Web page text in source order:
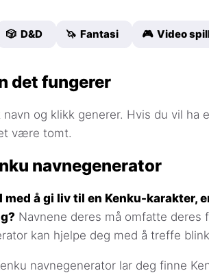
🎲 D&D 🦄 Fantasi 🎮 Video
det fungerer
navn og klikk generer. Hvis du vil ha
være tomt.
navnegenerator
med å gi liv til en Kenku-karakter,
Navnene deres må omfatte deres
kan hjelpe deg med å treffe
navnegenerator lar deg finne